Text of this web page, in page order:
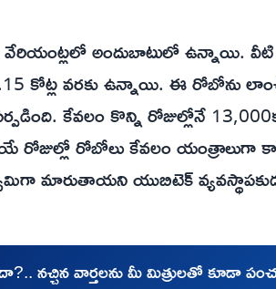
అందుబాటులో ఉన్నాయి. వీటి
1.15 కోట్ల వరకు ఉన్నాయి. ఈ రోబోను
కేవలం కొన్ని రోజుల్లోనే
రోజుల్లో రోబోలు కేవలం యంత్రాలుగా
మారుతాయని యుబిటెక్
నచ్చిన వార్తలను మీ మిత్రులతో కూడా